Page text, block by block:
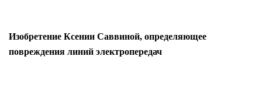
Изобретение Ксении Саввиной, определяющее
повреждения линий электропередач